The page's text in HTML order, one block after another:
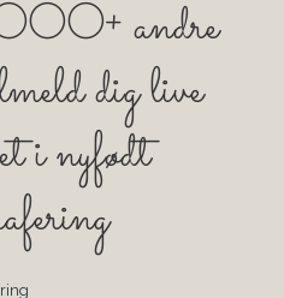
andre
dig live
i nyfødt